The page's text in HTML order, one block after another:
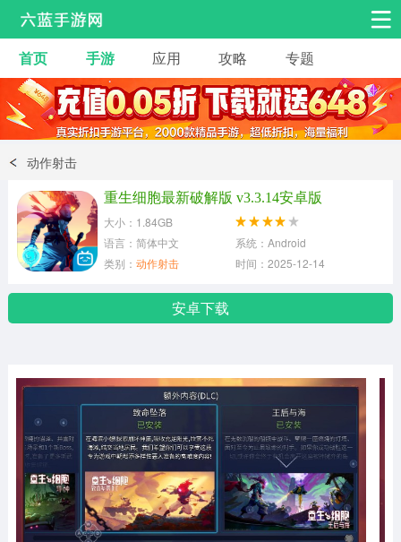
安卓手游 手游工具
热门手游 角色扮演 益智休闲
动作射击
冒险解谜
体育竞技
首页 手游 应用 攻略 专题
动作射击
重生细胞最新破解版 v3.3.14安卓版
大小：1.84GB
语言：简体中文
系统：Android
类别： 动作射击 时间：2025-12-14
安卓下载